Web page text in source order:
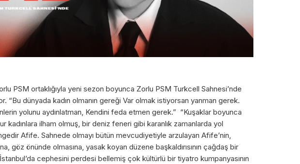
PSM ortaklığıyla yeni sezon boyunca Zorlu PSM Turkcell Sahnesi’nde
“Bu dünyada kadın olmanın gereği Var olmak istiyorsan yanman gerek.
yolunu aydınlatman, Kendini feda etmen gerek.” “Kuşaklar boyunca
kadınlara ilham olmuş, bir deniz feneri gibi karanlık zamanlarda yol
Afife. Sahnede olmayı bütün mevcudiyetiyle arzulayan Afife’nin,
göz önünde olmasına, yasak koyan düzene başkaldırısının çağdaş bir
cephesini perdesi bellemiş çok kültürlü bir tiyatro kumpanyasının